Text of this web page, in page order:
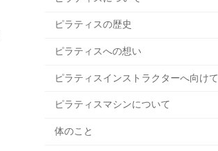
ピラティスの歴史
ピラティスへの想い
ピラティスインストラクターへ向けて
ピラティスマシンについて
体のこと